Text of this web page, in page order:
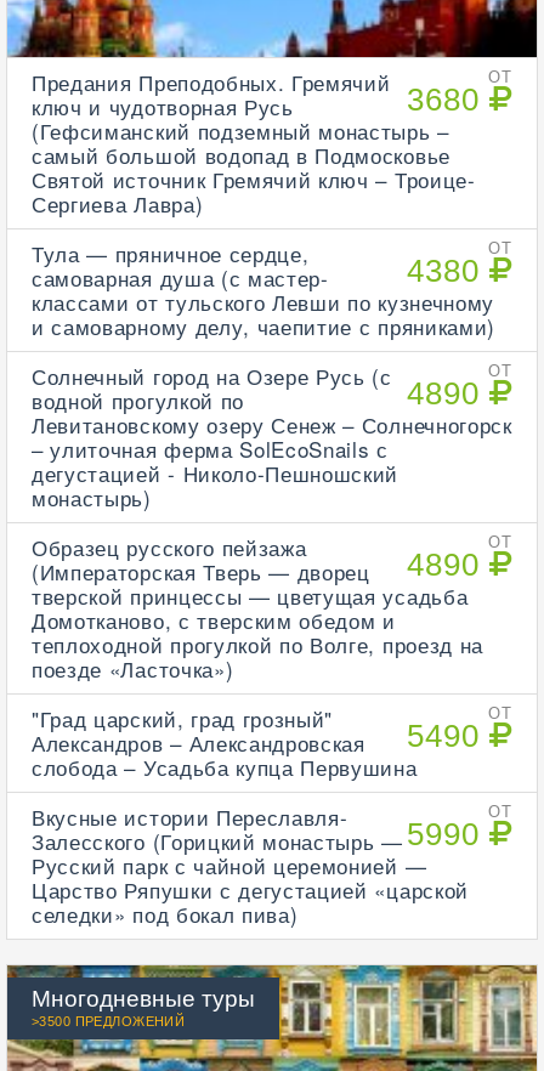
ОТ
3680
Предания Преподобных. Гремячий
ключ и чудотворная Русь
(Гефсиманский подземный монастырь –
самый большой водопад в Подмосковье
Святой источник Гремячий ключ – Троице-
Сергиева Лавра)
ОТ
4380
Тула — пряничное сердце,
самоварная душа (с мастер-
классами от тульского Левши по кузнечному
и самоварному делу, чаепитие с пряниками)
ОТ
4890
Солнечный город на Озере Русь (с
водной прогулкой по
Левитановскому озеру Сенеж – Солнечногорск
– улиточная ферма SolEcoSnails с
дегустацией - Николо-Пешношский
монастырь)
ОТ
4890
Образец русского пейзажа
(Императорская Тверь — дворец
тверской принцессы — цветущая усадьба
Домотканово, с тверским обедом и
теплоходной прогулкой по Волге, проезд на
поезде «Ласточка»)
ОТ
5490
"Град царский, град грозный"
Александров – Александровская
слобода – Усадьба купца Первушина
ОТ
5990
Вкусные истории Переславля-
Залесского (Горицкий монастырь —
Русский парк с чайной церемонией —
Царство Ряпушки с дегустацией «царской
селедки» под бокал пива)
Многодневные туры
>3500 ПРЕДЛОЖЕНИЙ